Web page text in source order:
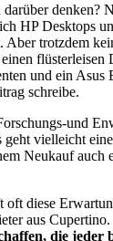
denken?
HP Desktops
trotzdem
flüsterleisen
und ein Asus
schreibe.
und
geht vielleicht
Neukauf auch
diese
aus Cupertino.
die jeder